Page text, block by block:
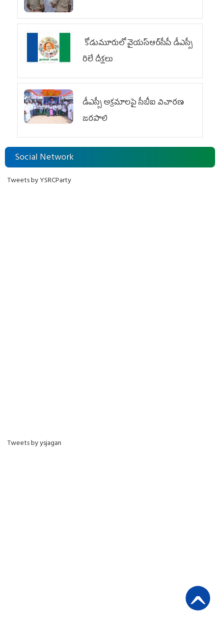
కోడుమూరులో వైయ‌స్ఆర్‌సీపీ డీఎస్సీ
రిలే దీక్షలు
డీఎస్సీ అక్రమాలపై సీబీఐ విచారణ
జరపాలి
Social Network
Tweets by YSRCParty
Tweets by ysjagan